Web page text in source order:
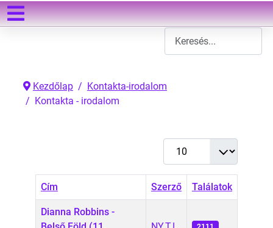
Kezdőlap
Kontakta-irodalom
Kontakta - irodalom
Tételek #
Cím Szerző Találatok
Dianna Robbins -